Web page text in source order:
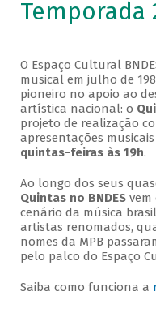
Temporada
O Espaço Cultural
musical em julho de
pioneiro no apoio ao
artística nacional: o
projeto de realização
apresentações
quintas-feiras às 19h.
Ao longo dos seus
Quintas no BNDESvem
cenário da música
artistas renomados,
nomes da MPB
pelo palco do Espaço
Saiba como funciona a